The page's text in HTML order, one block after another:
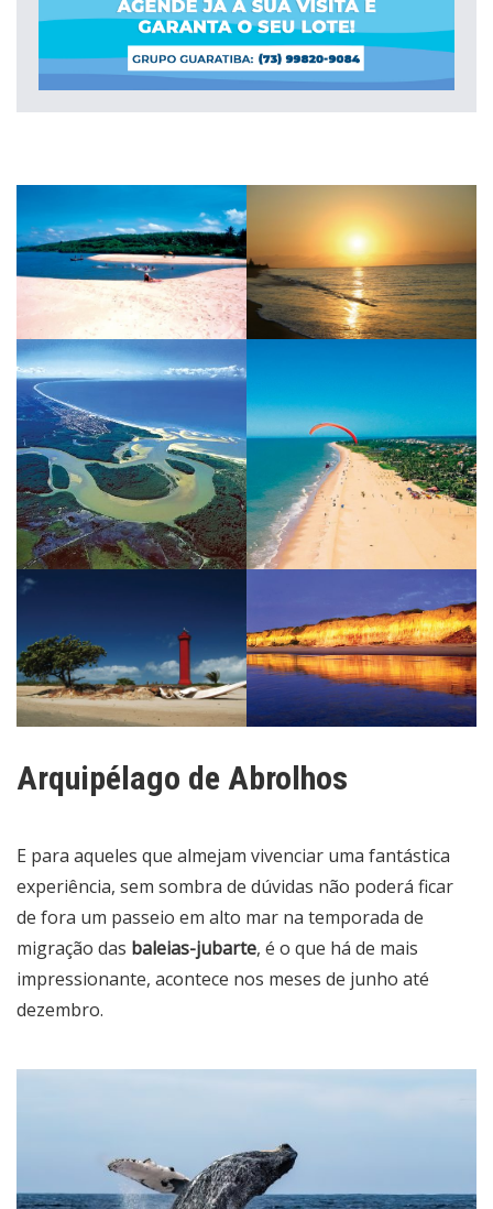
Arquipélago de Abrolhos
E para aqueles que almejam vivenciar uma fantástica
experiência, sem sombra de dúvidas não poderá ficar
de fora um passeio em alto mar na temporada de
migração das baleias-jubarte, é o que há de mais
impressionante, acontece nos meses de junho até
dezembro.